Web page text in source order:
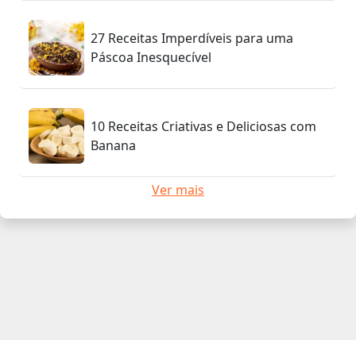
27 Receitas Imperdíveis para uma
Páscoa Inesquecível
10 Receitas Criativas e Deliciosas com
Banana
Ver mais